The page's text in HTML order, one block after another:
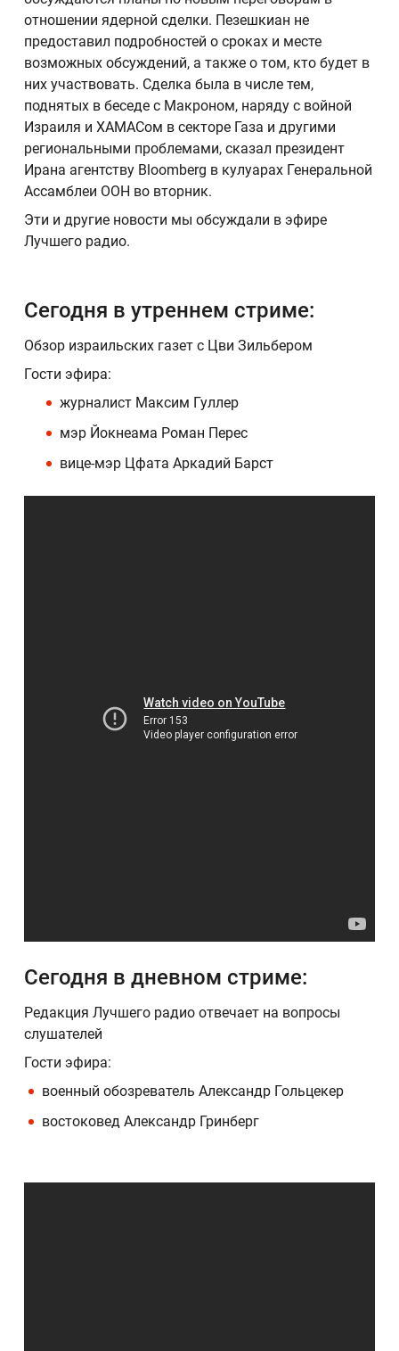
отношении ядерной сделки. Пезешкиан не
предоставил подробностей о сроках и месте
возможных обсуждений, а также о том, кто будет в
них участвовать. Сделка была в числе тем,
поднятых в беседе с Макроном, наряду с войной
Израиля и ХАМАСом в секторе Газа и другими
региональными проблемами, сказал президент
Ирана агентству Bloomberg в кулуарах Генеральной
Ассамблеи ООН во вторник.
Эти и другие новости мы обсуждали в эфире
Лучшего радио.
Сегодня в утреннем стриме:
Обзор израильских газет с Цви Зильбером
Гости эфира:
журналист Максим Гуллер
мэр Йокнеама Роман Перес
вице-мэр Цфата Аркадий Барст
Сегодня в дневном стриме:
Редакция Лучшего радио отвечает на вопросы
слушателей
Гости эфира:
военный обозреватель Александр Гольцекер
востоковед Александр Гринберг